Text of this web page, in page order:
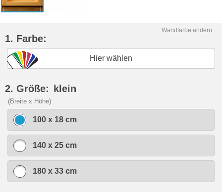
Wandfarbe ändern
1. Farbe:
Hier wählen
2. Größe: klein
(Breite x Höhe)
100 x 18 cm
140 x 25 cm
180 x 33 cm